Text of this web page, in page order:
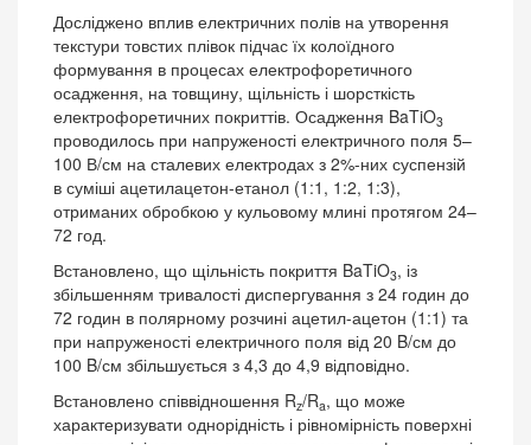
Досліджено вплив електричних полів на утворення
текстури товстих плівок підчас їх колоїдного
формування в процесах електрофоретичного
осадження, на товщину, щільність і шорсткість
електрофоретичних покриттів. Осадження BaTiO3
проводилось при напруженості електричного поля 5–
100 В/см на сталевих електродах з 2%-них суспензій
в суміші ацетилацетон-етанол (1:1, 1:2, 1:3),
отриманих обробкою у кульовому млині протягом 24–
72 год.
Встановлено, що щільність покриття BaTiO3, із
збільшенням тривалості диспергування з 24 годин до
72 годин в полярному розчині ацетил-ацетон (1:1) та
при напруженості електричного поля від 20 B/см до
100 B/см збільшується з 4,3 до 4,9 відповідно.
Встановлено співвідношення Rz/Ra, що може
характеризувати однорідність і рівномірність поверхні